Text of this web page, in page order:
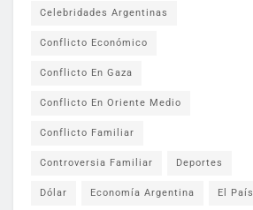
Celebridades Argentinas
Conflicto Económico
Conflicto En Gaza
Conflicto En Oriente Medio
Conflicto Familiar
Controversia Familiar Deportes
Dólar Economía Argentina El País